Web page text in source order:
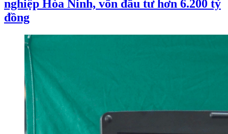
nghiệp Hòa Ninh, vốn đầu tư hơn 6.200 tỷ
đồng